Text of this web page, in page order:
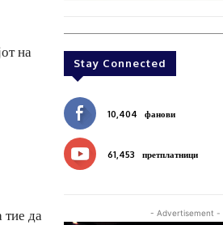
на
тие да
Stay Connected
10,404 фанови
61,453 претплатници
- Advertisement -